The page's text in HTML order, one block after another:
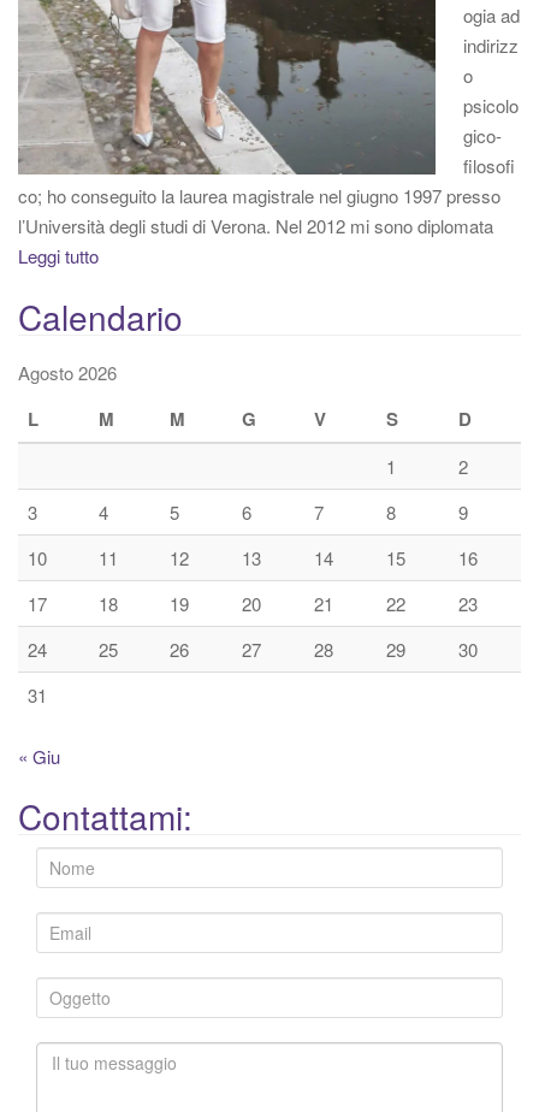
ogia ad
indirizz
o
psicolo
gico-
filosofi
co; ho conseguito la laurea magistrale nel giugno 1997 presso
l’Università degli studi di Verona. Nel 2012 mi sono diplomata
Leggi tutto
Calendario
Agosto 2026
L M M G V S D
1
2
3
4 5 6 7 8
9
10
11 12 13 14 15
16
17
18 19 20 21 22
23
24
25 26 27 28 29
30
31
« Giu
Contattami: